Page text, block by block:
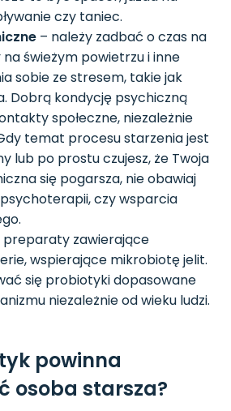
czy taniec.
– należy zadbać o czas na
świeżym powietrzu i inne
sobie ze stresem, takie jak
Dobrą kondycję psychiczną
społeczne, niezależnie
temat procesu starzenia jest
lub po prostu czujesz, że Twoja
się pogarsza, nie obawiaj
czy wsparcia
preparaty zawierające
wspierające mikrobiotę jelit.
się probiotyki dopasowane
niezależnie od wieku ludzi.
powinna
osoba starsza?